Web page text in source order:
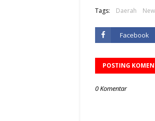
Tags: Daerah
Facebook
POSTING
0 Komentar